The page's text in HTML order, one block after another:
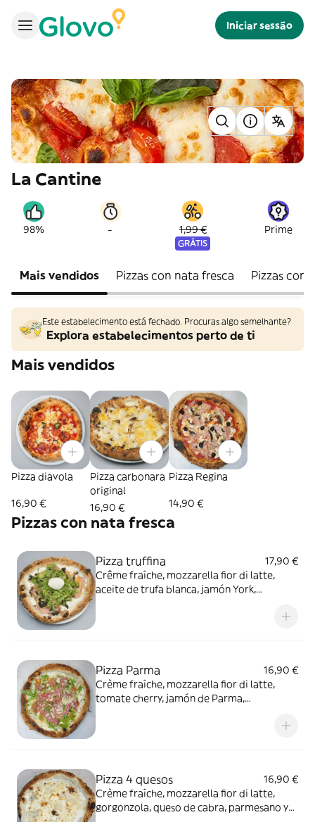
Iniciar sessão
La Cantine
98% - 1,99 €
GRÁTIS
Prime
Mais vendidos Pizzas con nata fresca Pizzas con
Este estabelecimento está fechado. Procuras algo semelhante?
Explora estabelecimentos perto de ti
Mais vendidos
Pizza diavola
16,90 €
Pizza carbonara
original
16,90 €
Pizza Regina
14,90 €
Pizzas con nata fresca
Pizza truffina
17,90 €
Crême fraîche, mozzarella fior di latte,
aceite de trufa blanca, jamón York,
Pizza Parma
16,90 €
Crème fraîche, mozzarella fior di latte,
tomate cherry, jamón de Parma,
Pizza 4 quesos
16,90 €
Crème fraîche, mozzarella fior di latte,
gorgonzola, queso de cabra, parmesano y